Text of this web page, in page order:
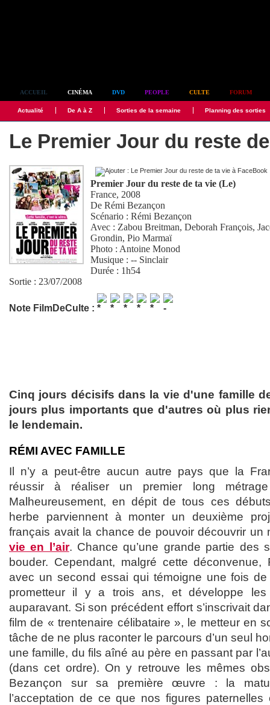
ACCUEIL CINÉMA DVD PEOPLE CULTE FORUM
Actualité De A à Z Sorties de la semaine Planning des sorties
Le Premier Jour du reste
Premier Jour du reste de ta vie (Le)
France, 2008
DeRémi Bezançon
Scénario :Rémi Bezançon
Avec : Zabou Breitman,Deborah François,
Grondin,Pio Marmaï
Photo : Antoine Monod
Musique :-- Sinclair
Durée : 1h54
Sortie : 23/07/2008
Note FilmDeCulte :
Cinq jours décisifs dans la vie d'une famille
jours plus importants que d'autres où plus
le lendemain.
RÉMI AVEC FAMILLE
Il n’y a peut-être aucun autre pays que la
réussir à réaliser un premier long
Malheureusement, en dépit de tous ces
herbe parviennent à monter un deuxième
français avait la chance de pouvoir découvrir
vie en l’air. Chance qu’une grande partie des
bouder. Cependant, malgré cette déconvenue,
avec un second essai qui témoigne une fois
prometteur il y a trois ans, et développe les
auparavant. Si son précédent effort s’inscrivait
film de « trentenaire célibataire », le metteur en
tâche de ne plus raconter le parcours d’un seul
une famille, du fils aîné au père en passant par
(dans cet ordre). On y retrouve les mêmes
Bezançon sur sa première œuvre : la
l’acceptation de ce que nos figures